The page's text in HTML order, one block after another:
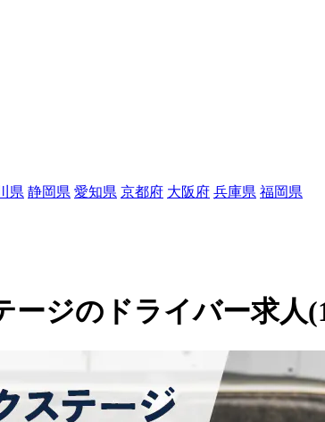
県 静岡県 愛知県 京都府 大阪府 兵庫県 福岡県
ージのドライバー求人